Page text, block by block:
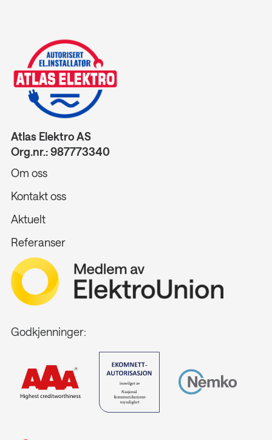
Atlas Elektro AS
Org.nr.: 987773340
Om oss
Kontakt oss
Aktuelt
Referanser
Godkjenninger: